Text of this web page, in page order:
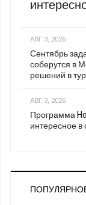
АВГ 3, 2026
Сентябрь
соберутся в
решений в
АВГ 3, 2026
Программа
интересное